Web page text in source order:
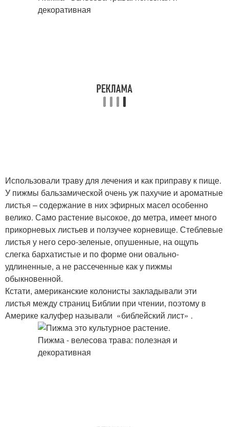
Использовали траву для лечения и как приправу к пище.
У пижмы бальзамической очень уж пахучие и ароматные
листья – содержание в них эфирных масел особенно
велико. Само растение высокое, до метра, имеет много
прикорневых листьев и ползучее корневище. Стеблевые
листья у него серо-зеленые, опушенные, на ощупь
слегка бархатистые и по форме они овально-
удлиненные, а не рассеченные как у пижмы
обыкновенной.
Кстати, американские колонисты закладывали эти
листья между страниц Библии при чтении, поэтому в
Америке калуфер называли «библейский лист» .